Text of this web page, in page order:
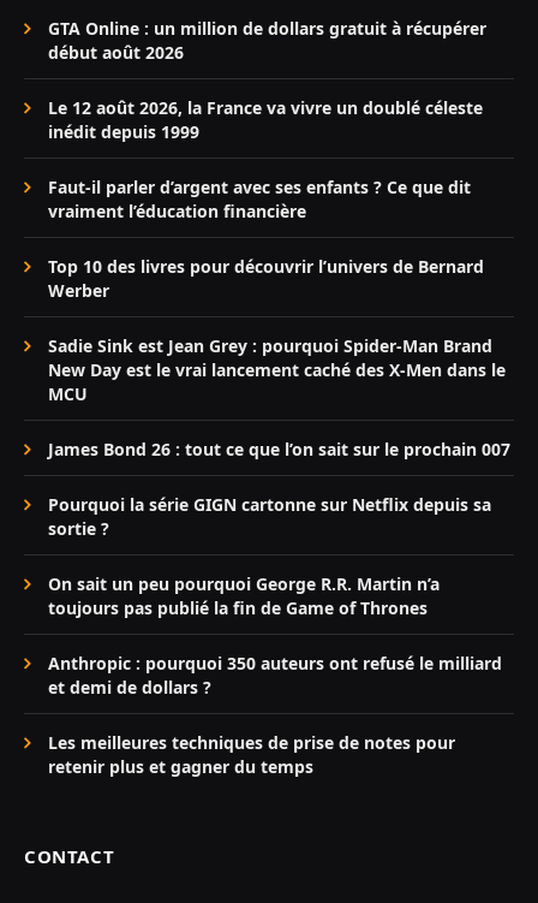
GTA Online : un million de dollars gratuit à récupérer
début août 2026
Le 12 août 2026, la France va vivre un doublé céleste
inédit depuis 1999
Faut-il parler d’argent avec ses enfants ? Ce que dit
vraiment l’éducation financière
Top 10 des livres pour découvrir l’univers de Bernard
Werber
Sadie Sink est Jean Grey : pourquoi Spider-Man Brand
New Day est le vrai lancement caché des X-Men dans le
MCU
James Bond 26 : tout ce que l’on sait sur le prochain 007
Pourquoi la série GIGN cartonne sur Netflix depuis sa
sortie ?
On sait un peu pourquoi George R.R. Martin n’a
toujours pas publié la fin de Game of Thrones
Anthropic : pourquoi 350 auteurs ont refusé le milliard
et demi de dollars ?
Les meilleures techniques de prise de notes pour
retenir plus et gagner du temps
CONTACT